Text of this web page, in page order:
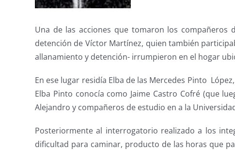
Una de las acciones que tomaron los compañeros
detención de Víctor Martínez, quien también
allanamiento y detención- irrumpieron en el hogar
En ese lugar residía Elba de las Mercedes Pinto
Elba Pinto conocía como Jaime Castro Cofré (que
Alejandro y compañeros de estudio en a la
Posteriormente al interrogatorio realizado a los
dificultad para caminar, producto de las horas que